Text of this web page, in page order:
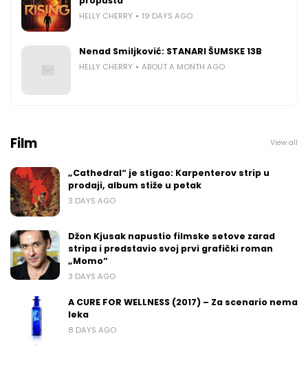
HELLY CHERRY 19 DAYS AGO
Nenad Smiljković: STANARI ŠUMSKE 13B
HELLY CHERRY ABOUT A MONTH AGO
Film View all
„Cathedral“ je stigao: Karpenterov strip u
prodaji, album stiže u petak
3 DAYS AGO
Džon Kjusak napustio filmske setove zarad
stripa i predstavio svoj prvi grafički roman
„Momo“
3 DAYS AGO
A CURE FOR WELLNESS (2017) – Za scenario nema
leka
8 DAYS AGO